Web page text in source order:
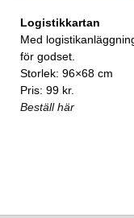
Logistikkartan
Med
för godset.
Storlek: 96×68 cm
Pris: 99 kr.
Beställ här